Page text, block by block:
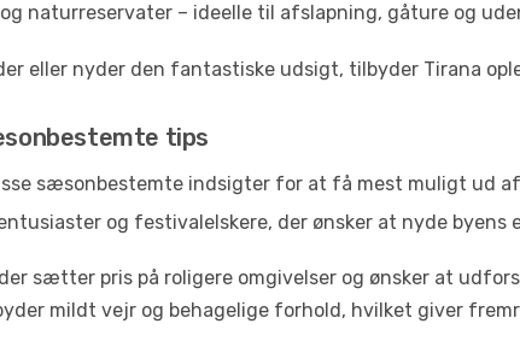
og naturreservater – ideelle til afslapning, gåture og
eller nyder den fantastiske udsigt, tilbyder Tirana
tips
sæsonbestemte indsigter for at få mest muligt ud
og festivalelskere, der ønsker at nyde byens
sætter pris på roligere omgivelser og ønsker at
mildt vejr og behagelige forhold, hvilket giver